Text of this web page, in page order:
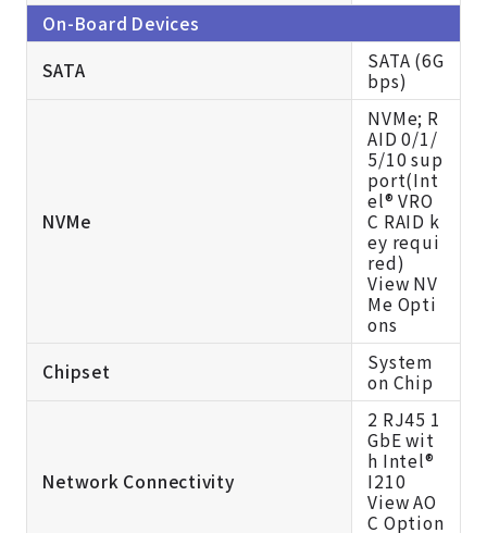
On-Board Devices
SATA
SATA (6G
bps)
NVMe
NVMe; R
AID 0/1/
5/10 sup
port(Int
el® VRO
C RAID k
ey requi
red)
View NV
Me Opti
ons
Chipset
System
on Chip
Network Connectivity
2 RJ45 1
GbE wit
h Intel®
I210
View AO
C Option